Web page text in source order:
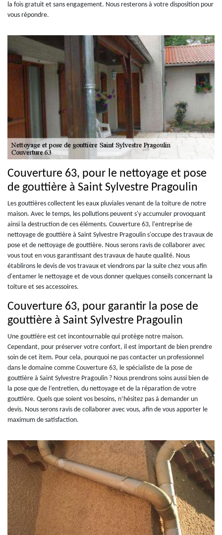
la fois gratuit et sans engagement. Nous resterons à votre disposition pour
vous répondre.
Couverture 63, pour le nettoyage et pose
de gouttière à Saint Sylvestre Pragoulin
Les gouttières collectent les eaux pluviales venant de la toiture de notre
maison. Avec le temps, les pollutions peuvent s'y accumuler provoquant
ainsi la destruction de ces éléments. Couverture 63, l'entreprise de
nettoyage de gouttière à Saint Sylvestre Pragoulin s'occupe des travaux de
pose et de nettoyage de gouttière. Nous serons ravis de collaborer avec
vous tout en vous garantissant des travaux de haute qualité. Nous
établirons le devis de vos travaux et viendrons par la suite chez vous afin
d'entamer le nettoyage et de vous donner quelques conseils concernant la
toiture et ses accessoires.
Couverture 63, pour garantir la pose de
gouttière à Saint Sylvestre Pragoulin
Une gouttière est cet incontournable qui protège notre maison.
Cependant, pour préserver votre confort, il est important de bien prendre
soin de cet item. Pour cela, pourquoi ne pas contacter un professionnel
dans le domaine comme Couverture 63, le spécialiste de la pose de
gouttière à Saint Sylvestre Pragoulin ? Nous prendrons soins aussi bien de
la pose que de l’entretien, du nettoyage et de la réparation de votre
gouttière. Quels que soient vos besoins, n’hésitez pas à demander un
devis. Nous serons ravis de collaborer avec vous, afin de vous apporter le
maximum de satisfaction.